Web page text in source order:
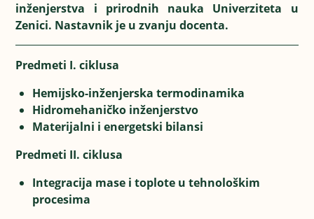
inženjerstva i prirodnih nauka Univerziteta u
Zenici. Nastavnik je u zvanju docenta.
Predmeti I. ciklusa
Hemijsko-inženjerska termodinamika
Hidromehaničko inženjerstvo
Materijalni i energetski bilansi
Predmeti II. ciklusa
Integracija mase i toplote u tehnološkim
procesima